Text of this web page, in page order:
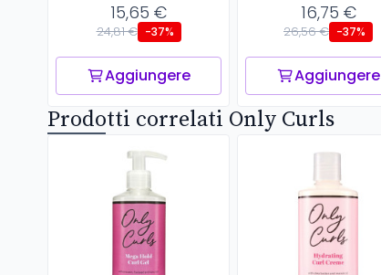
15,65 €
24,81 € -37%
Aggiungere
16,75 €
26,56 € -37%
Aggiungere
Prodotti correlati Only Curls